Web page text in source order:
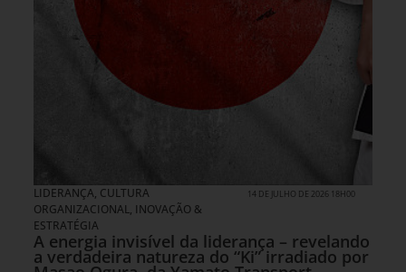
LIDERANÇA, CULTURA
ORGANIZACIONAL, INOVAÇÃO &
ESTRATÉGIA
14 DE JULHO DE 2026 18H00
A energia invisível da liderança – revelando
a verdadeira natureza do “Ki” irradiado por